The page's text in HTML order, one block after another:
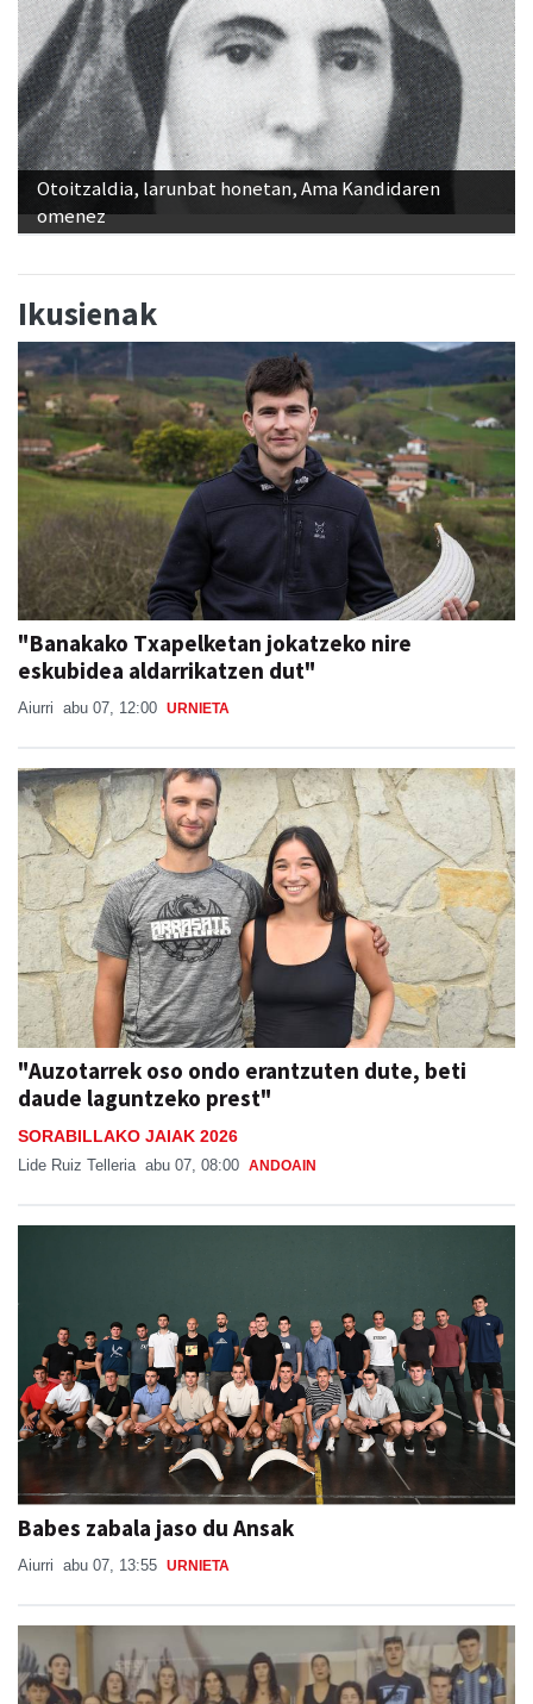
Otoitzaldia, larunbat honetan, Ama Kandidaren
omenez
Ikusienak
"Banakako Txapelketan jokatzeko nire
eskubidea aldarrikatzen dut"
Aiurri abu 07, 12:00 URNIETA
"Auzotarrek oso ondo erantzuten dute, beti
daude laguntzeko prest"
SORABILLAKO JAIAK 2026
Lide Ruiz Telleria abu 07, 08:00 ANDOAIN
Babes zabala jaso du Ansak
Aiurri abu 07, 13:55 URNIETA